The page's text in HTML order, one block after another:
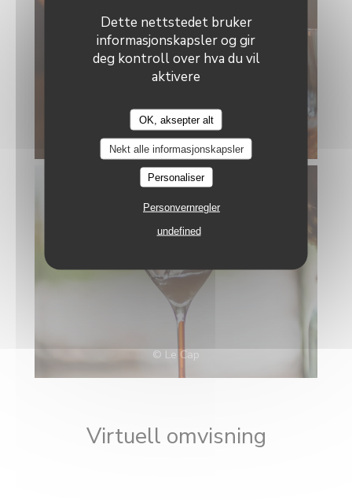
Dette nettstedet bruker
informasjonskapsler og gir
deg kontroll over hva du vil
aktivere
OK, aksepter alt
Nekt alle informasjonskapsler
Personaliser
Personvernregler
undefined
© Le Cap
© Le Cap
Virtuell omvisning